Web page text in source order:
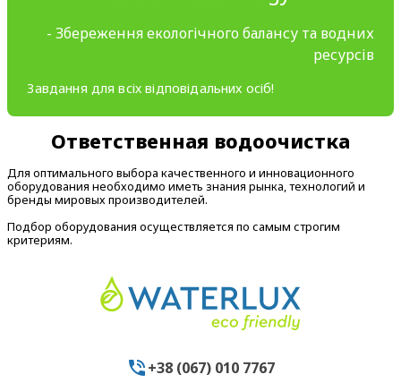
- Збереження екологічного балансу та водних
ресурсів
Завдання для всіх відповідальних осіб!
Ответственная водоочистка
Для оптимального выбора качественного и инновационного
оборудования необходимо иметь знания рынка, технологий и
бренды мировых производителей.
Подбор оборудования осуществляется по самым строгим
критериям.
+38 (067) 010 7767